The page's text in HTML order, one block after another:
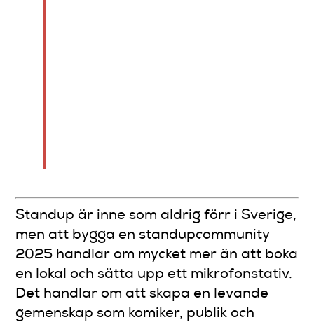
Standup är inne som aldrig förr i Sverige,
men att bygga en standupcommunity
2025 handlar om mycket mer än att boka
en lokal och sätta upp ett mikrofonstativ.
Det handlar om att skapa en levande
gemenskap som komiker, publik och